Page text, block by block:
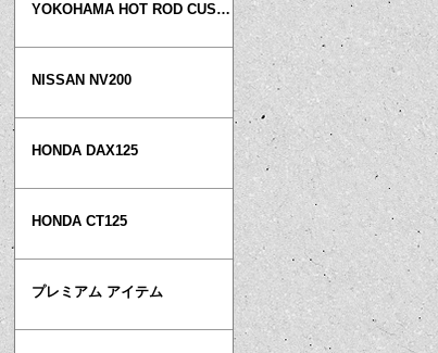
YOKOHAMA HOT ROD CUSTOM SHOW
NISSAN NV200
HONDA DAX125
HONDA CT125
プレミアム アイテム